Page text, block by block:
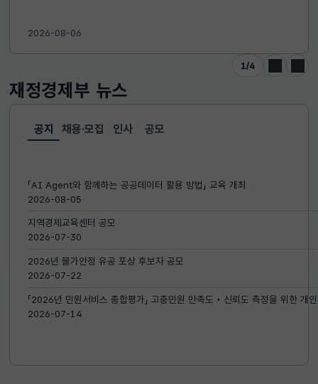
2026-08-06
1/4
이전 다음
재정경제부 뉴스
공지
선택됨
공지
「AI Agent와 함께하는 공공데이터 활용 방법」 교육 개최
2026-08-05
지역경제교육센터 공모
2026-07-30
2026년 물가안정 유공 포상 후보자 공모
2026-07-22
「2026년 민원서비스 종합평가」 고충민원 만족도‧신뢰도 측정을 위한 개
2026-07-14
채용·모집 인사 공모